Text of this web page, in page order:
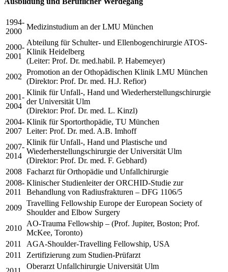
1994-
2000
Medizinstudium an der LMU München
2000-
2001
Abteilung für Schulter- und Ellenbogenchirurgie ATOS-
Klinik Heidelberg
(Leiter: Prof. Dr. med.habil. P. Habemeyer)
2002
Promotion an der Othopädischen Klinik LMU München
(Direktor: Prof. Dr. med. H.J. Refior)
2001-
2004
Klinik für Unfall-, Hand und Wiederherstellungschirurgie
der Universität Ulm
(Direktor: Prof. Dr. med. L. Kinzl)
2004-
2007
Klinik für Sportorthopädie, TU München
Leiter: Prof. Dr. med. A.B. Imhoff
2007-
2014
Klinik für Unfall-, Hand und Plastische und
Wiederherstellungschirurgie der Universität Ulm
(Direktor: Prof. Dr. med. F. Gebhard)
2008 Facharzt für Orthopädie und Unfallchirurgie
2008-
2011
Klinischer Studienleiter der ORCHID-Studie zur
Behandlung von Radiusfrakturen – DFG 1106/5
2009
Travelling Fellowship Europe der European Society of
Shoulder and Elbow Surgery
2010
AO-Trauma Fellowship – (Prof. Jupiter, Boston; Prof.
McKee, Toronto)
2011
AGA-Shoulder-Travelling Fellowship, USA
2011
Zertifizierung zum Studien-Prüfarzt
Oberarzt Unfallchirurgie Universität Ulm